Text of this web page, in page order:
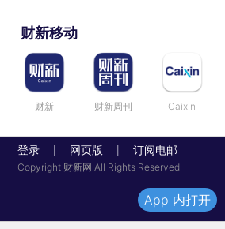
财新移动
财新 财新周刊 Caixin
登录 网页版 订阅电邮
Copyright 财新网 All Rights Reserved
App 内打开